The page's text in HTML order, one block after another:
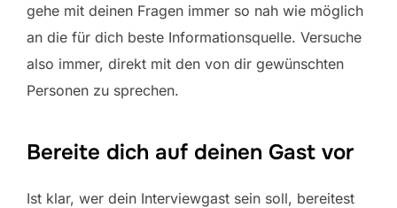
gehe mit deinen Fragen immer so nah wie möglich
an die für dich beste Informationsquelle. Versuche
also immer, direkt mit den von dir gewünschten
Personen zu sprechen.
Bereite dich auf deinen Gast vor
Ist klar, wer dein Interviewgast sein soll, bereitest